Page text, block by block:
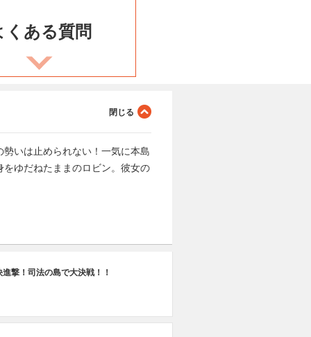
くある質問
いは止められない！一気に本島
ゆだねたままのロビン。彼女の
進撃！司法の島で大決戦！！